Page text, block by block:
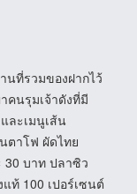
นที่รวมของฝากไว้
คนรุมเจ้าดังที่มี
ละเมนูเส้น
ตาโฟ ผัดไทย
30 บาท ปลาซิว
ท้ 100 เปอร์เซนต์